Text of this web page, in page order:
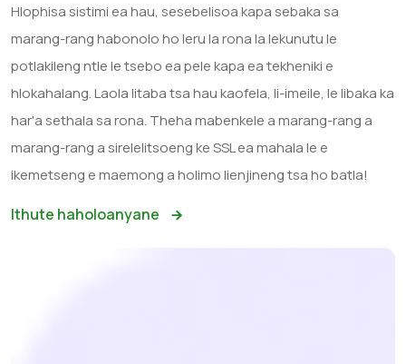
Hlophisa sistimi ea hau, sesebelisoa kapa sebaka sa
marang-rang habonolo ho leru la rona la lekunutu le
potlakileng ntle le tsebo ea pele kapa ea tekheniki e
hlokahalang. Laola litaba tsa hau kaofela, li-imeile, le libaka ka
har'a sethala sa rona. Theha mabenkele a marang-rang a
marang-rang a sirelelitsoeng ke SSL ea mahala le e
ikemetseng e maemong a holimo lienjineng tsa ho batla!
Ithute haholoanyane